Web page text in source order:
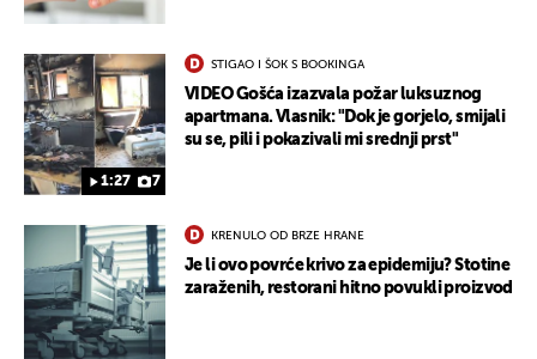
1:27 7
STIGAO I ŠOK S BOOKINGA
VIDEO Gošća izazvala požar luksuznog
apartmana. Vlasnik: "Dok je gorjelo, smijali
su se, pili i pokazivali mi srednji prst"
KRENULO OD BRZE HRANE
Je li ovo povrće krivo za epidemiju? Stotine
zaraženih, restorani hitno povukli proizvod
UKLJUČITE NOTIFIKACIJE